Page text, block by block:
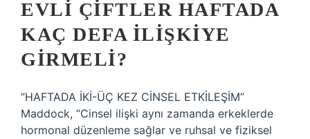
EVLI ÇIFTLER HAFTADA
KAÇ DEFA ILIŞKIYE
GIRMELI?
“HAFTADA İKİ-ÜÇ KEZ CİNSEL ETKİLEŞİM”
Maddock, “Cinsel ilişki aynı zamanda erkeklerde
hormonal düzenleme sağlar ve ruhsal ve fiziksel